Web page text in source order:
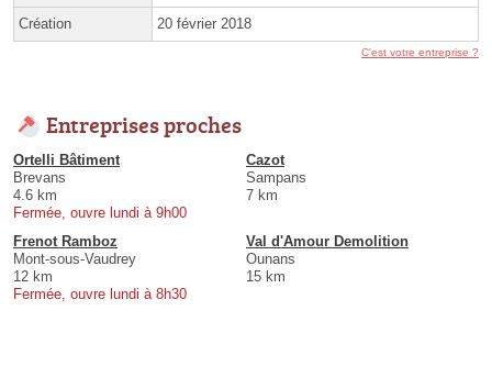
Création 20 février 2018
C'est votre entreprise ?
Entreprises proches
Ortelli Bâtiment
Brevans
4.6 km
Fermée, ouvre lundi à 9h00
Cazot
Sampans
7 km
Frenot Ramboz
Mont-sous-Vaudrey
12 km
Fermée, ouvre lundi à 8h30
Val d'Amour Demolition
Ounans
15 km